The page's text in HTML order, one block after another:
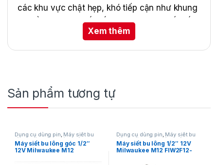
các khu vực chật hẹp, khó tiếp cận như khung
tủ, gầm xe hoặc kết cấu kim loại. Với thiết kế
đầu siết góc 90° nhỏ gọn, động cơ mạnh mẽ
Xem thêm
Sản phẩm tương tự
Dụng cụ dùng pin Máy siết bu
lông, Máy siết bu lông dùng pin
12V,Milwaukee
Máy siết bu lông góc 1/2″
12V Milwaukee M12
Dụng cụ dùng pin Máy siết bu
lông, Máy siết bu lông dùng pin
12V,Milwaukee
Máy siết bu lông 1/2″ 12V
Milwaukee M12 FIW2F12-